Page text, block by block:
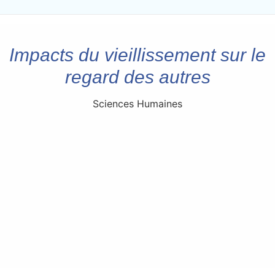
Impacts du vieillissement sur le
regard des autres
Sciences Humaines